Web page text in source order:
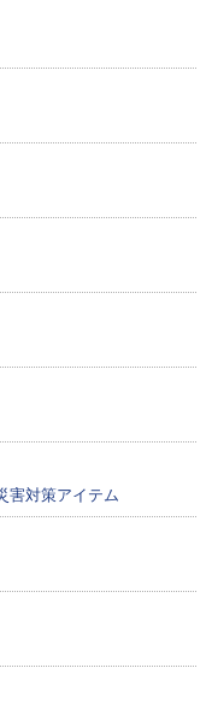
害対策アイテム